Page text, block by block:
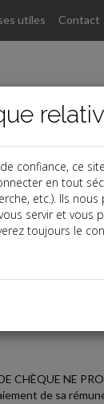
utiles Contact
CHÈQUE NE
de sa
confiance, ce
en tout
etc.). Ils
servir et vous
toujours le